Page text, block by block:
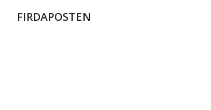
FIRDAPOSTEN